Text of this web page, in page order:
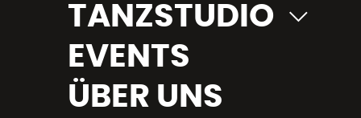
TANZSTUDIO
EVENTS
ÜBER UNS